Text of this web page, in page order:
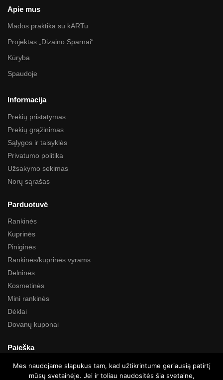
Apie mus
Mados praktika su kARTu
Projektas „Dizaino Sparnai“
Kūryba
Spaudoje
Informacija
Prekių pristatymas
Prekių grąžinimas
Sąlygos ir taisyklės
Privatumo politika
Užsakymo sekimas
Norų sąrašas
Parduotuvė
Rankinės
Kuprinės
Piniginės
Rankinės/kuprinės vyrams
Delninės
Kosmetinės
Mini rankinės
Dėklai
Dovanų kuponai
Paieška
Mes naudojame slapukus tam, kad užtikrintume geriausią patirtį
mūsų svetainėje. Jei ir toliau naudositės šia svetaine,